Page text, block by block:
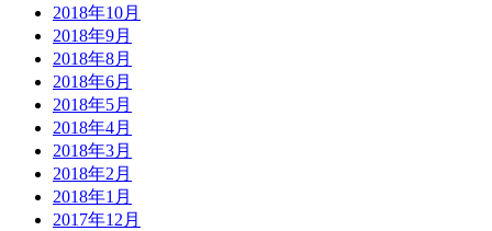
2018年10月
2018年9月
2018年8月
2018年6月
2018年5月
2018年4月
2018年3月
2018年2月
2018年1月
2017年12月